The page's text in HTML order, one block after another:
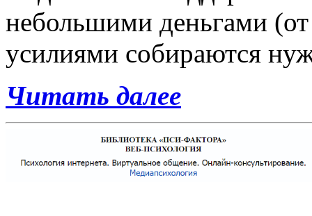
небольшими деньгами
усилиями собираются
Читать далее